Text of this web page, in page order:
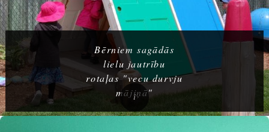
Bērniem sagādās
lielu jautrību
rotaļas "vecu durvju
mājiņā"